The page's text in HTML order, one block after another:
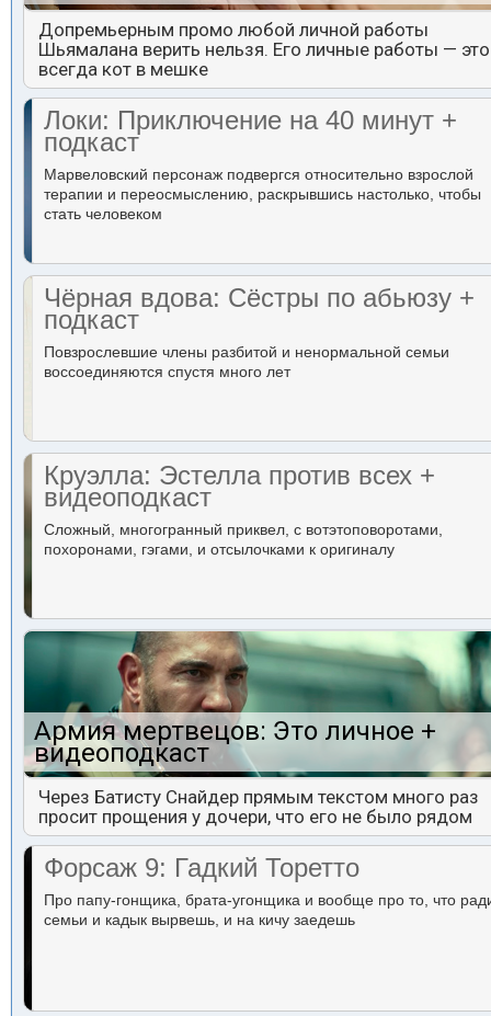
Допремьерным промо любой личной работы
Шьямалана верить нельзя. Его личные работы — это
всегда кот в мешке
Локи: Приключение на 40 минут +
подкаст
Марвеловский персонаж подвергся относительно взрослой
терапии и переосмыслению, раскрывшись настолько, чтобы
стать человеком
Чёрная вдова: Сёстры по абьюзу +
подкаст
Повзрослевшие члены разбитой и ненормальной семьи
воссоединяются спустя много лет
Круэлла: Эстелла против всех +
видеоподкаст
Сложный, многогранный приквел, с вотэтоповоротами,
похоронами, гэгами, и отсылочками к оригиналу
Армия мертвецов: Это личное +
видеоподкаст
Через Батисту Снайдер прямым текстом много раз
просит прощения у дочери, что его не было рядом
Форсаж 9: Гадкий Торетто
Про папу-гонщика, брата-угонщика и вообще про то, что
семьи и кадык вырвешь, и на кичу заедешь